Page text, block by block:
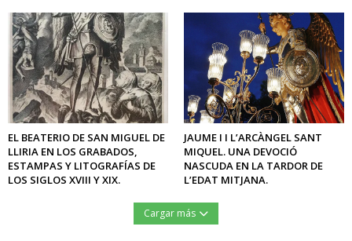
EL BEATERIO DE SAN MIGUEL DE
LLIRIA EN LOS GRABADOS,
ESTAMPAS Y LITOGRAFÍAS DE
LOS SIGLOS XVIII Y XIX.
JAUME I I L’ARCÀNGEL SANT
MIQUEL. UNA DEVOCIÓ
NASCUDA EN LA TARDOR DE
L’EDAT MITJANA.
Cargar más